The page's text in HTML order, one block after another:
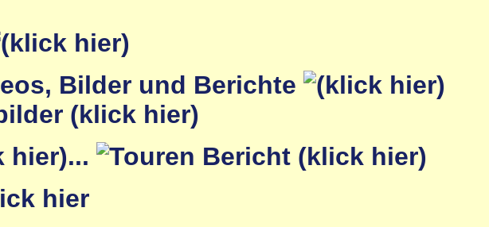
Bilder und Berichte
...
hier